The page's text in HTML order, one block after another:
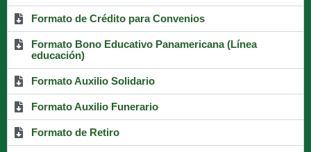
Formato de Crédito para Convenios
Formato Bono Educativo Panamericana (Línea
educación)
Formato Auxilio Solidario
Formato Auxilio Funerario
Formato de Retiro